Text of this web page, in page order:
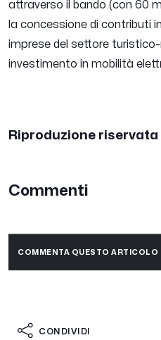
attraverso il bando (con 60
la concessione di contributi
imprese del settore
investimento in mobilità
Riproduzione riservata
Commenti
COMMENTA QUESTO ARTICOLO
CONDIVIDI